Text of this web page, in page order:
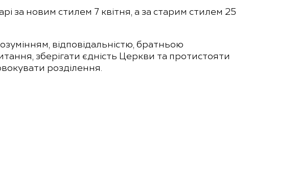
за новим стилем 7 квітня, а за старим стилем 25
відповідальністю, братньою
зберігати єдність Церкви та протистояти
розділення.